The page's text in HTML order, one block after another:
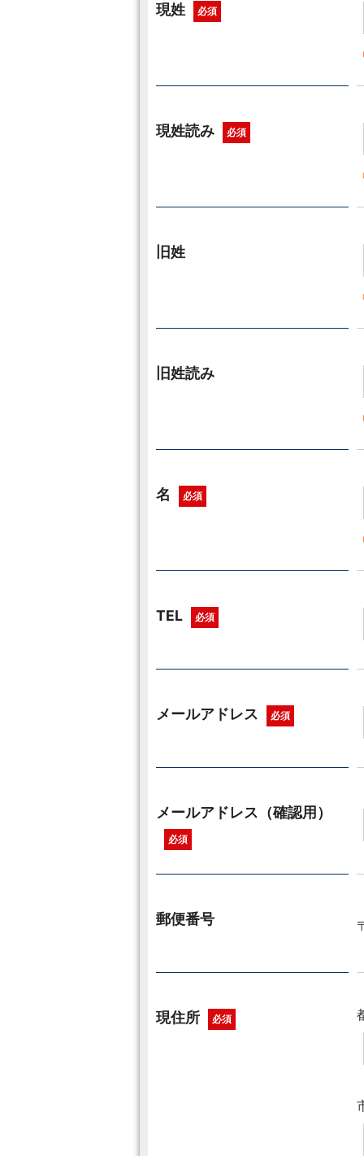
現姓 必須
現姓読み 必須
旧姓
旧姓読み
名 必須
TEL 必須
メールアドレス 必須
メールアドレス（確認用）
必須
郵便番号
現住所 必須